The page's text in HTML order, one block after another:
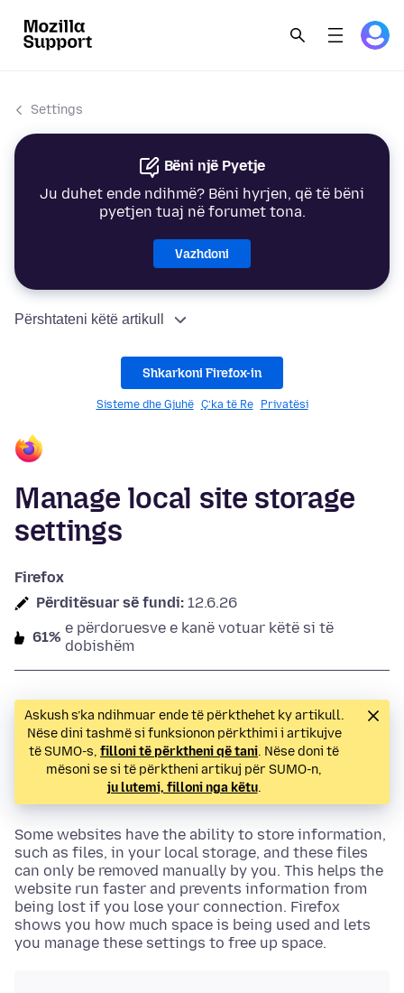
Settings
Bëni një Pyetje
Ju duhet ende ndihmë? Bëni hyrjen, që të bëni
pyetjen tuaj në forumet tona.
Vazhdoni
Përshtateni këtë artikull
Shkarkoni Firefox-in
Sisteme dhe Gjuhë Ç’ka të Re Privatësi
Manage local site storage
settings
Firefox
Përditësuar së fundi: 12.6.26
61%
e përdoruesve e kanë votuar këtë si të
dobishëm
Askush s’ka ndihmuar ende të përkthehet ky artikull.
Nëse dini tashmë si funksionon përkthimi i artikujve
të SUMO-s, filloni të përktheni që tani. Nëse doni të
mësoni se si të përktheni artikuj për SUMO-n,
ju lutemi, filloni nga këtu.
Some websites have the ability to store information,
such as files, in your local storage, and these files
can only be removed manually by you. This helps the
website run faster and prevents information from
being lost if you lose your connection. Firefox
shows you how much space is being used and lets
you manage these settings to free up space.